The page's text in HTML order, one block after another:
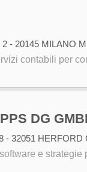
- 20145 MILANO
contabili per
DG
- 32051 HERFORD
e